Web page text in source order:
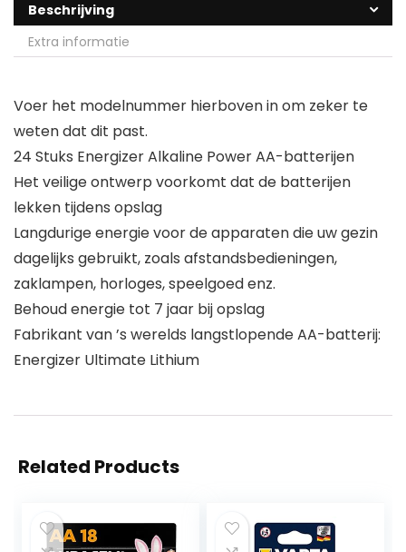
Beschrijving
Extra informatie
Voer het modelnummer hierboven in om zeker te
weten dat dit past.
24 Stuks Energizer Alkaline Power AA-batterijen
Het veilige ontwerp voorkomt dat de batterijen
lekken tijdens opslag
Langdurige energie voor de apparaten die uw gezin
dagelijks gebruikt, zoals afstandsbedieningen,
zaklampen, horloges, speelgoed enz.
Behoud energie tot 7 jaar bij opslag
Fabrikant van ’s werelds langstlopende AA-batterij:
Energizer Ultimate Lithium
Related Products